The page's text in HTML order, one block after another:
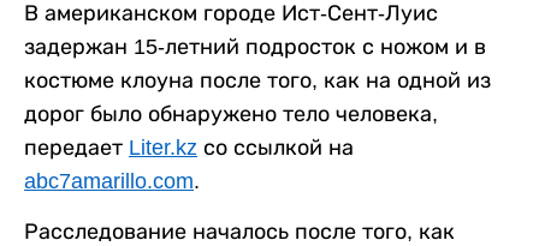
В американском городе Ист-Сент-Луис
задержан 15-летний подросток с ножом и в
костюме клоуна после того, как на одной из
дорог было обнаружено тело человека,
передает Liter.kz со ссылкой на
abc7amarillo.com.
Расследование началось после того, как